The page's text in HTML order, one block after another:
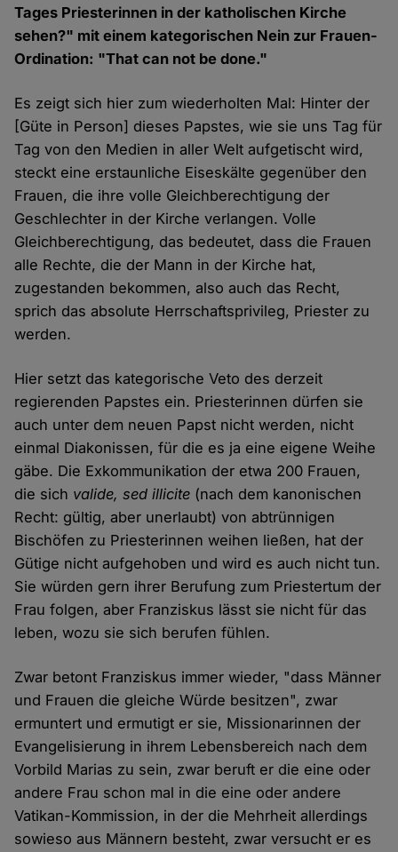
Tages Priesterinnen in der katholischen Kirche
sehen?" mit einem kategorischen Nein zur Frauen-
Ordination: "That can not be done."
Es zeigt sich hier zum wiederholten Mal: Hinter der
[Güte in Person] dieses Papstes, wie sie uns Tag für
Tag von den Medien in aller Welt aufgetischt wird,
steckt eine erstaunliche Eiseskälte gegenüber den
Frauen, die ihre volle Gleichberechtigung der
Geschlechter in der Kirche verlangen. Volle
Gleichberechtigung, das bedeutet, dass die Frauen
alle Rechte, die der Mann in der Kirche hat,
zugestanden bekommen, also auch das Recht,
sprich das absolute Herrschaftsprivileg, Priester zu
werden.
Hier setzt das kategorische Veto des derzeit
regierenden Papstes ein. Priesterinnen dürfen sie
auch unter dem neuen Papst nicht werden, nicht
einmal Diakonissen, für die es ja eine eigene Weihe
gäbe. Die Exkommunikation der etwa 200 Frauen,
die sich valide, sed illicite (nach dem kanonischen
Recht: gültig, aber unerlaubt) von abtrünnigen
Bischöfen zu Priesterinnen weihen ließen, hat der
Gütige nicht aufgehoben und wird es auch nicht tun.
Sie würden gern ihrer Berufung zum Priestertum der
Frau folgen, aber Franziskus lässt sie nicht für das
leben, wozu sie sich berufen fühlen.
Zwar betont Franziskus immer wieder, "dass Männer
und Frauen die gleiche Würde besitzen", zwar
ermuntert und ermutigt er sie, Missionarinnen der
Evangelisierung in ihrem Lebensbereich nach dem
Vorbild Marias zu sein, zwar beruft er die eine oder
andere Frau schon mal in die eine oder andere
Vatikan-Kommission, in der die Mehrheit allerdings
sowieso aus Männern besteht, zwar versucht er es